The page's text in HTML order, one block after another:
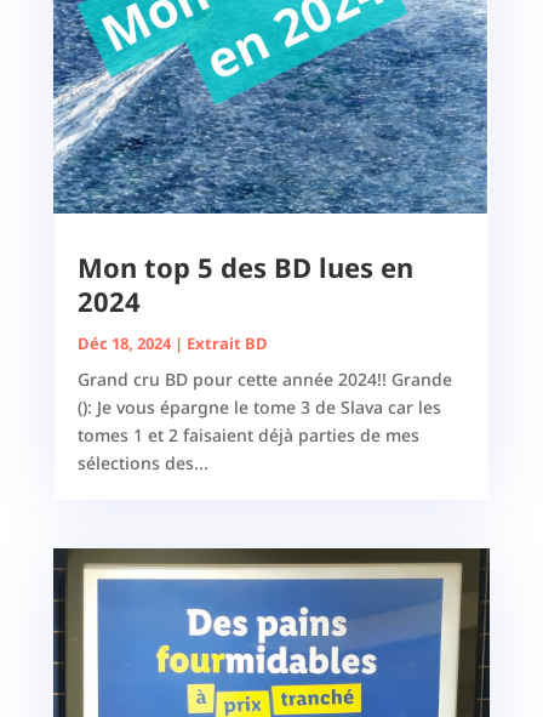
Mon top 5 des BD lues en
2024
Déc 18, 2024| Extrait BD
Grand cru BD pour cette année 2024!! Grande
(): Je vous épargne le tome 3 de Slava car les
tomes 1 et 2 faisaient déjà parties de mes
sélections des...